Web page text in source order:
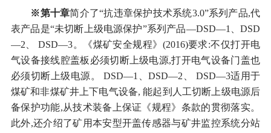
※第十章简介了“抗违章保护技术系统3.0”系列产品,代
表产品是“未切断上级电源保护”系列产品—DSD—1、DSD
—2、 DSD—3。《煤矿安全规程》(2016)要求:不仅打开电
气设备接线腔盖板必须切断上级电源,打开电气设备门盖也
必须切断上级电源。 DSD—1、DSD—2、 DSD—3适用于
煤矿和非煤矿井上下电气设备, 能起到人工切断上级电源后
备保护功能,从技术装备上保证《规程》条款的贯彻落实。
此外,还介绍了矿用本安型开盖传感器与矿井监控系统分站